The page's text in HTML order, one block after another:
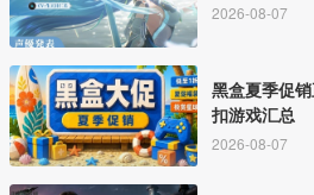
2026-08-07
黑盒夏季促
扣游戏汇总
2026-08-07